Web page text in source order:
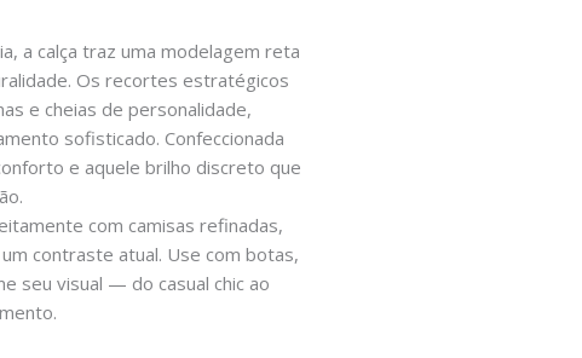
a calça traz uma modelagem reta
Os recortes estratégicos
e cheias de personalidade,
sofisticado. Confeccionada
e aquele brilho discreto que
com camisas refinadas,
contraste atual. Use com botas,
seu visual — do casual chic ao